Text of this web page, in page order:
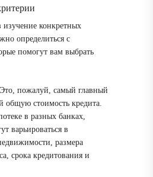
изучение конкретных
определиться с
помогут вам выбрать
Это, пожалуй, самый главный
общую стоимость кредита.
в разных банках,
варьироваться в
размера
срока кредитования и